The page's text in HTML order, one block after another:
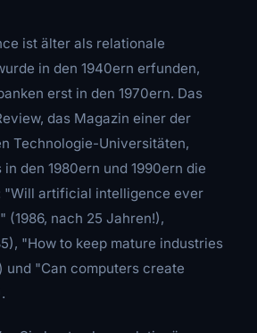
ist älter als relationale
in den 1940ern erfunden,
erst in den 1970ern. Das
das Magazin einer der
Technologie-Universitäten,
den 1980ern und 1990ern die
"Will artificial intelligence ever
(1986, nach 25 Jahren!),
"How to keep mature industries
und "Can computers create